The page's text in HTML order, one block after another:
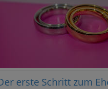
erste Schritt zum